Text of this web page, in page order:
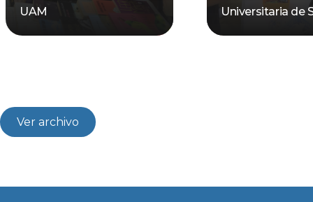
UAM
Universitaria de
Ver archivo